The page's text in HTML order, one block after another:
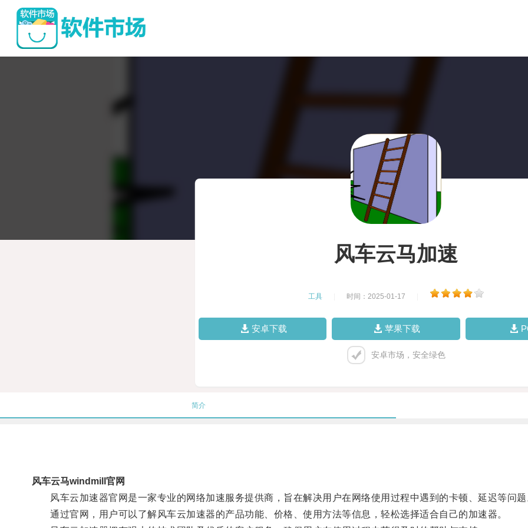
风车云马加速
工具 时间：2025-01-17
安卓下载 苹果下载
安卓市场，安全绿色
简介
风车云马windmill官网
风车云加速器官网是一家专业的网络加速服务提供商，旨在解决用户在网络使用过程中遇到的卡顿、延迟等问题
通过官网，用户可以了解风车云加速器的产品功能、价格、使用方法等信息，轻松选择适合自己的加速器。